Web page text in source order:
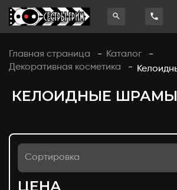
Главная страница - Каталог
-
Декоративная косметика
-
КЕЛОИДНЫЕ ШРАМЫ
Сортировка
ЦЕНА